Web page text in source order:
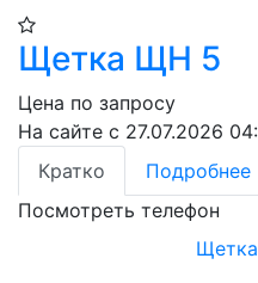
Щетка ЩН 5
Цена по запросу
На сайте с 27.07.2026
Кратко
Подробнее
Посмотреть телефон